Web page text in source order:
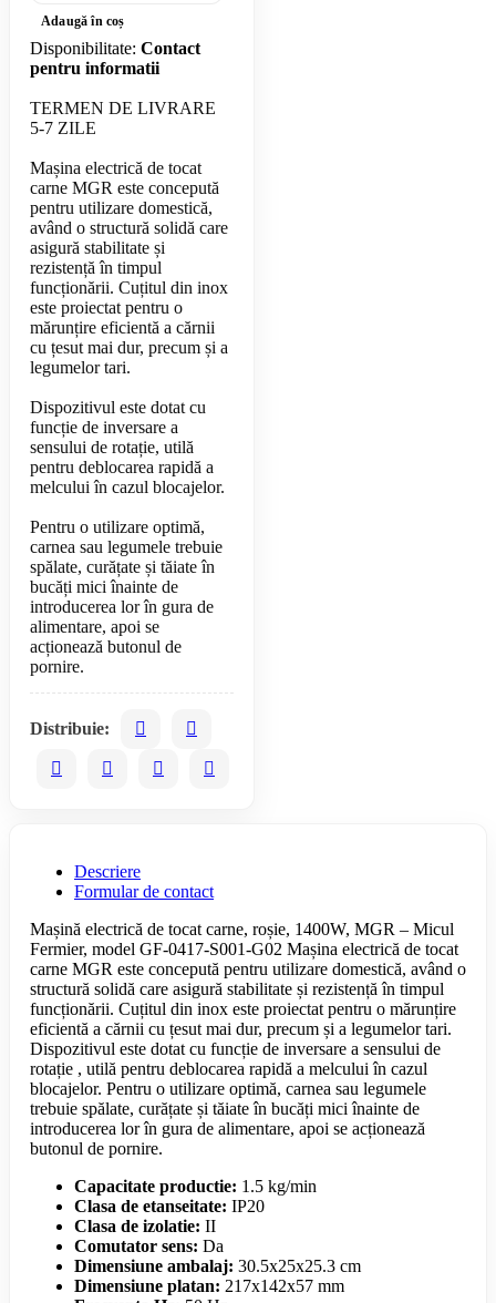
Adaugă în coș
Disponibilitate: Contact
pentru informatii
TERMEN DE LIVRARE
5-7 ZILE
Mașina electrică de tocat
carne MGR este concepută
pentru utilizare domestică,
având o structură solidă care
asigură stabilitate și
rezistență în timpul
funcționării. Cuțitul din inox
este proiectat pentru o
mărunțire eficientă a cărnii
cu țesut mai dur, precum și a
legumelor tari.
Dispozitivul este dotat cu
funcție de inversare a
sensului de rotație, utilă
pentru deblocarea rapidă a
melcului în cazul blocajelor.
Pentru o utilizare optimă,
carnea sau legumele trebuie
spălate, curățate și tăiate în
bucăți mici înainte de
introducerea lor în gura de
alimentare, apoi se
acționează butonul de
Distribuie:
Descriere
Formular de contact
Mașină electrică de tocat carne, roșie, 1400W, MGR – Micul
Fermier, model GF-0417-S001-G02 Mașina electrică de tocat
carne MGR este concepută pentru utilizare domestică, având o
structură solidă care asigură stabilitate și rezistență în timpul
funcționării. Cuțitul din inox este proiectat pentru o mărunțire
eficientă a cărnii cu țesut mai dur, precum și a legumelor tari.
Dispozitivul este dotat cu funcție de inversare a sensului de
rotație , utilă pentru deblocarea rapidă a melcului în cazul
blocajelor. Pentru o utilizare optimă, carnea sau legumele
trebuie spălate, curățate și tăiate în bucăți mici înainte de
introducerea lor în gura de alimentare, apoi se acționează
butonul de pornire.
Capacitate productie: 1.5 kg/min
Clasa de etanseitate: IP20
Clasa de izolatie: II
Comutator sens: Da
Dimensiune ambalaj: 30.5x25x25.3 cm
Dimensiune platan: 217x142x57 mm